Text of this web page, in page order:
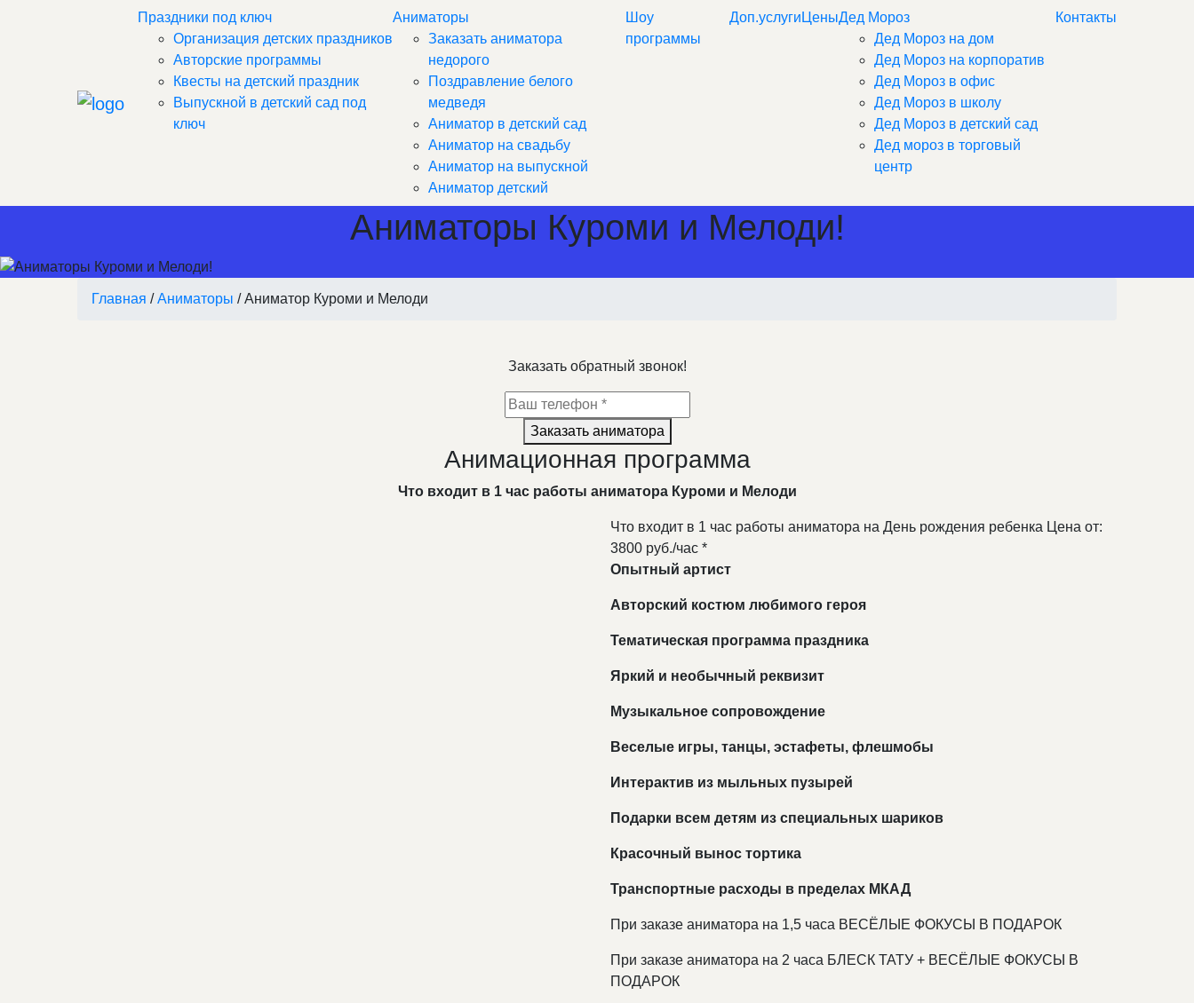
Праздники под ключ
Организация детских праздников
Авторские программы
Квесты на детский праздник
Выпускной в детский сад под
ключ
Аниматоры
Заказать аниматора
недорого
Поздравление белого
медведя
Аниматор в детский сад
Аниматор на свадьбу
Аниматор на выпускной
Аниматор детский
Шоу
программы
Доп.услуги ЦеныДед Мороз
Дед Мороз на дом
Дед Мороз на корпоратив
Дед Мороз в офис
Дед Мороз в школу
Дед Мороз в детский сад
Дед мороз в торговый
центр
Контакты
Аниматоры Куроми и Мелоди!
Главная /Аниматоры / Аниматор Куроми и Мелоди
Заказать обратный звонок!
Заказать аниматора
Анимационная программа
Что входит в 1 час работы аниматора Куроми и Мелоди
Что входит в 1 час работы аниматора на День рождения ребенка Цена от:
3800 руб./час *
Опытный артист
Авторский костюм любимого героя
Тематическая программа праздника
Яркий и необычный реквизит
Музыкальное сопровождение
Веселые игры, танцы, эстафеты, флешмобы
Интерактив из мыльных пузырей
Подарки всем детям из специальных шариков
Красочный вынос тортика
Транспортные расходы в пределах МКАД
При заказе аниматора на 1,5 часа ВЕСЁЛЫЕ ФОКУСЫ В ПОДАРОК
При заказе аниматора на 2 часа БЛЕСК ТАТУ + ВЕСЁЛЫЕ ФОКУСЫ В
ПОДАРОК